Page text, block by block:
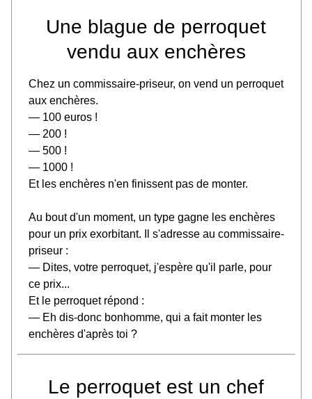
Une blague de perroquet
vendu aux enchères
Chez un commissaire-priseur, on vend un perroquet
aux enchères.
— 100 euros !
— 200 !
— 500 !
— 1000 !
Et les enchères n'en finissent pas de monter.
Au bout d'un moment, un type gagne les enchères
pour un prix exorbitant. Il s'adresse au commissaire-
priseur :
— Dites, votre perroquet, j'espère qu'il parle, pour
ce prix...
Et le perroquet répond :
— Eh dis-donc bonhomme, qui a fait monter les
enchères d'après toi ?
Le perroquet est un chef